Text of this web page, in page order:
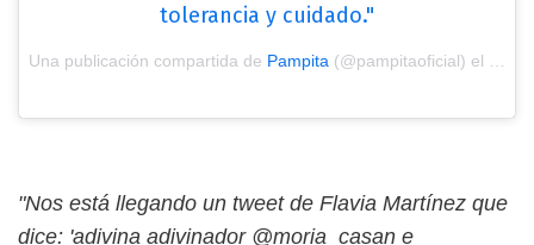
tolerancia y cuidado."
Una publicación compartida de Pampita (@pampitaoficial) el
"Nos está llegando un tweet de Flavia Martínez que
dice: 'adivina adivinador @moria_casan e